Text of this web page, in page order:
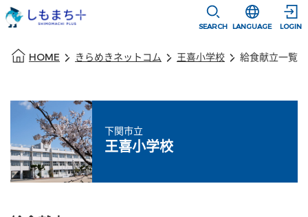
SEARCH
選択すると言
LANGUAGE LOGIN
HOME きらめきネットコム 王喜小学校 給食献立一覧
下関市立
王喜小学校